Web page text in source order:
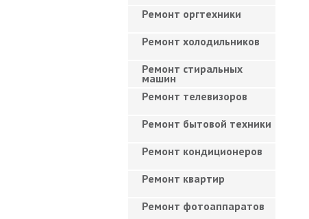
Ремонт оргтехники
Ремонт холодильников
Ремонт стиральных
машин
Ремонт телевизоров
Ремонт бытовой техники
Ремонт кондиционеров
Ремонт квартир
Ремонт фотоаппаратов